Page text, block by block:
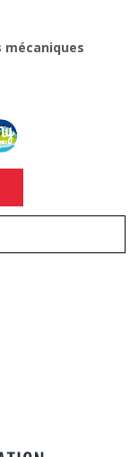
mécaniques